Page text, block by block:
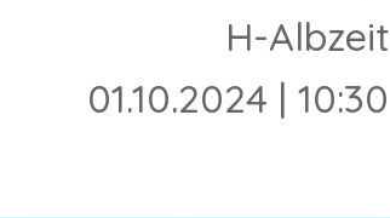
H-Albzeit
01.10.2024 | 10:30